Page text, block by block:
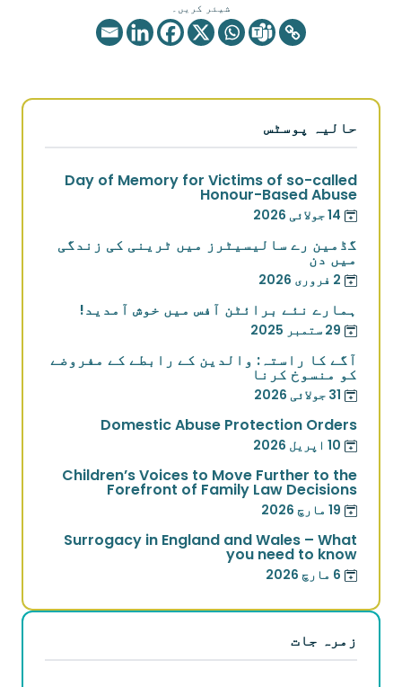
شیئر کریں۔
حالیہ پوسٹس
Day of Memory for Victims of so-called
Honour-Based Abuse
14 جولائی 2026
گڈمین رے سالیسیٹرز میں ٹرینی کی زندگی
میں دن
2 فروری 2026
ہمارے نئے برائٹن آفس میں خوش آمدید!
29 ستمبر 2025
آگے کا راستہ: والدین کے رابطے کے مفروضے
کو منسوخ کرنا
31 جولائی 2026
Domestic Abuse Protection Orders
10 اپریل 2026
Children’s Voices to Move Further to the
Forefront of Family Law Decisions
19 مارچ 2026
Surrogacy in England and Wales – What
you need to know
6 مارچ 2026
زمرہ جات